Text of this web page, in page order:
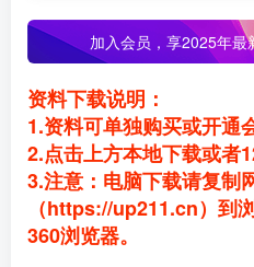
加入会员， 享2025年最
资料下载说明：
1.资料可单独购买或开通
2.点击上方本地下载或者
3.注意：电脑下载请复制
（https://up211.cn）到
360浏览器。